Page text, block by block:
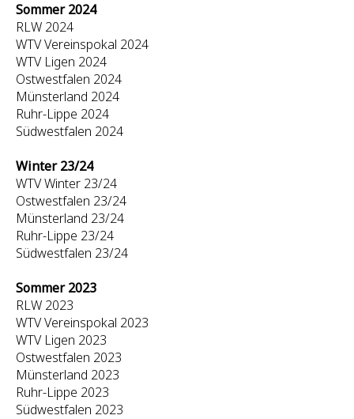
Sommer 2024
RLW 2024
WTV Vereinspokal 2024
WTV Ligen 2024
Ostwestfalen 2024
Münsterland 2024
Ruhr-Lippe 2024
Südwestfalen 2024
Winter 23/24
WTV Winter 23/24
Ostwestfalen 23/24
Münsterland 23/24
Ruhr-Lippe 23/24
Südwestfalen 23/24
Sommer 2023
RLW 2023
WTV Vereinspokal 2023
WTV Ligen 2023
Ostwestfalen 2023
Münsterland 2023
Ruhr-Lippe 2023
Südwestfalen 2023